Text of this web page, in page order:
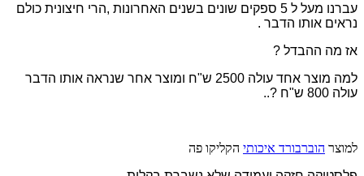
עברנו מעל ל 5 ספקים שונים בשנים האחרונות ,הרי חיצונית כולם
נראים אותו הדבר .
אז מה ההבדל ?
למה מוצר אחד עולה 2500 ש"ח ומוצר אחר שנראה אותו הדבר
עולה 800 ש"ח ?..
למוצר הוברבורד איכותי הקליקו פה